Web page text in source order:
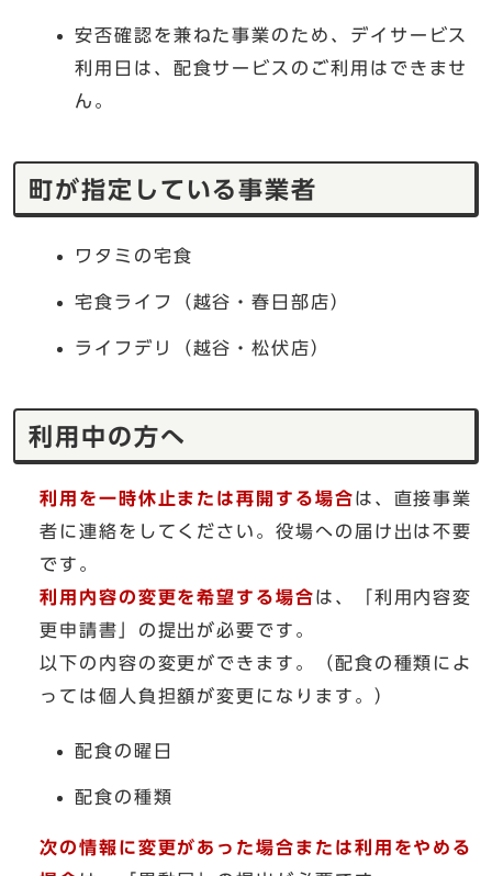
安否確認を兼ねた事業のため、デイサービス
利用日は、配食サービスのご利用はできませ
ん。
町が指定している事業者
ワタミの宅食
宅食ライフ（越谷・春日部店）
ライフデリ（越谷・松伏店）
利用中の方へ
利用を一時休止または再開する場合は、直接事業
者に連絡をしてください。役場への届け出は不要
です。
利用内容の変更を希望する場合は、「利用内容変
更申請書」の提出が必要です。
以下の内容の変更ができます。（配食の種類によ
っては個人負担額が変更になります。）
配食の曜日
配食の種類
次の情報に変更があった場合または利用をやめる